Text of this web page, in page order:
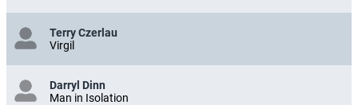
Terry Czerlau
Virgil
Darryl Dinn
Man in Isolation